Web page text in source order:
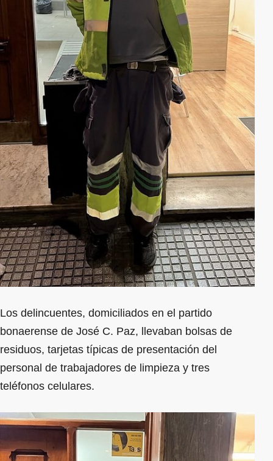
Los delincuentes, domiciliados en el partido
bonaerense de José C. Paz, llevaban bolsas de
residuos, tarjetas típicas de presentación del
personal de trabajadores de limpieza y tres
teléfonos celulares.